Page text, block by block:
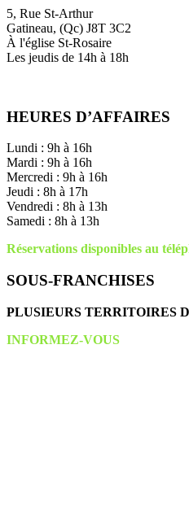
5, Rue St-Arthur
Gatineau, (Qc) J8T 3C2
À l'église St-Rosaire
Les jeudis de 14h à 18h
HEURES D’AFFAIRES
Lundi : 9h à 16h
Mardi : 9h à 16h
Mercredi : 9h à 16h
Jeudi : 8h à 17h
Vendredi : 8h à 13h
Samedi : 8h à 13h
Réservations disponibles au
SOUS-FRANCHISES
PLUSIEURS TERRITOIRES
INFORMEZ-VOUS